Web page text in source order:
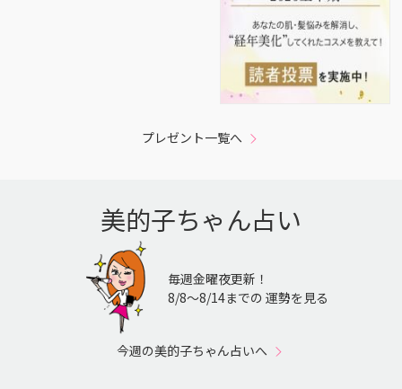
プレゼント一覧へ
美的子ちゃん占い
毎週金曜夜更新！
8/8〜8/14までの 運勢を見る
今週の美的子ちゃん占いへ